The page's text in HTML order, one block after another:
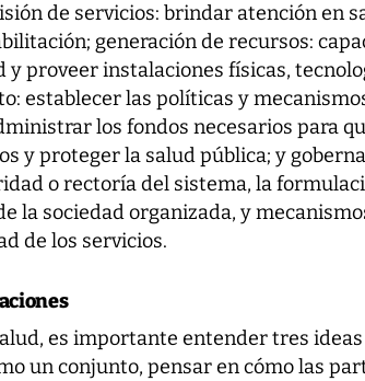
de servicios: brindar atención en
generación de recursos:
y proveer instalaciones físicas,
establecer las políticas y
los fondos necesarios para
y proteger la salud pública; y
o rectoría del sistema, la
la sociedad organizada, y
de los servicios.
es importante entender tres ideas
un conjunto, pensar en cómo las